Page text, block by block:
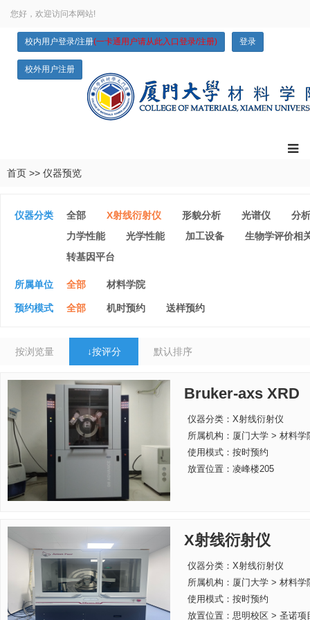
您好，欢迎访问本网站!
校内用户登录/注册(一卡通用户请从此入口登录/注册) 登录
校外用户注册
首页 >> 仪器预览
仪器分类 全部 X射线衍射仪 形貌分析 光谱仪
分
力学性能
光学性能 加工设备
生物学评价相
转基因平台
所属单位 全部 材料学院
预约模式 全部 机时预约 送样预约
按浏览量 ↓按评分 默认排序
Bruker-axs XRD
仪器分类：X射线衍射仪
所属机构： 厦门大学 > 材料学
使用模式：按时预约
放置位置：凌峰楼205
X射线衍射仪
仪器分类：X射线衍射仪
所属机构： 厦门大学 > 材料学
使用模式：按时预约
放置位置：思明校区 > 圣诺项